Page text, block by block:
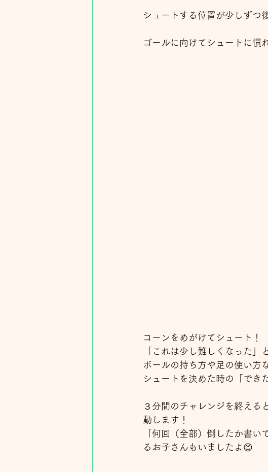
シュートする位置が少しずつ
ゴールに向けてシュートに慣
コーンをめがけてシュート！
「これは少し難しくなった
ボールの持ち方や足の使い方
シュートを決めた時の「でき
３分間のチャレンジを終える
動します！
「何回（全部）倒したか書
るお子さんもいましたよ😊